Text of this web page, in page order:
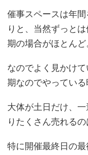
催事スペースは年
りと、当然ずっと
期の場合がほとんど
なのでよく見かけ
期なのでやっている
大体が土日だけ、
りたくさん売れるの
特に開催最終日の